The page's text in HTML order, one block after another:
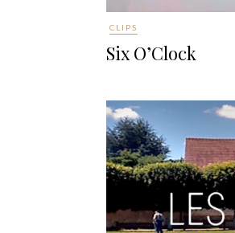
CLIPS
Six O’Clock